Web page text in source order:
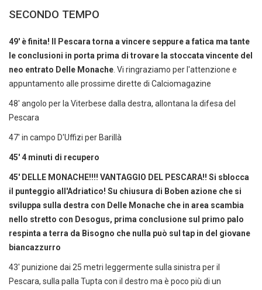
SECONDO TEMPO
49' è finita! Il Pescara torna a vincere seppure a fatica ma tante
le conclusioni in porta prima di trovare la stoccata vincente del
neo entrato Delle Monache. Vi ringraziamo per l'attenzione e
appuntamento alle prossime dirette di Calciomagazine
48' angolo per la Viterbese dalla destra, allontana la difesa del
Pescara
47' in campo D'Uffizi per Barillà
45' 4 minuti di recupero
45' DELLE MONACHE!!!! VANTAGGIO DEL PESCARA!! Si sblocca
il punteggio all'Adriatico! Su chiusura di Boben azione che si
sviluppa sulla destra con Delle Monache che in area scambia
nello stretto con Desogus, prima conclusione sul primo palo
respinta a terra da Bisogno che nulla può sul tap in del giovane
biancazzurro
43' punizione dai 25 metri leggermente sulla sinistra per il
Pescara, sulla palla Tupta con il destro ma è poco più di un